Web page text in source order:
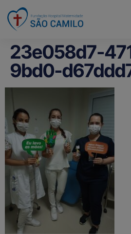
23e058d7-
9bd0-